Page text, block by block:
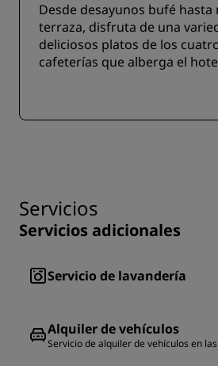
Desde desayunos bufé hasta
terraza, disfruta de una
deliciosos platos de los
cafeterías que alberga el
Servicios
Servicios adicionales
Servicio de lavandería
Alquiler de vehículos
Servicio de alquiler de vehículos en